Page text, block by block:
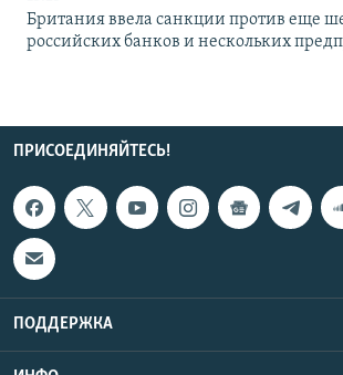
Британия ввела санкции против еще
российских банков и нескольких
ПРИСОЕДИНЯЙТЕСЬ!
ПОДДЕРЖКА